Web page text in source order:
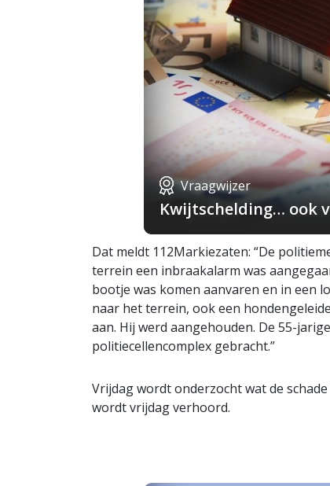
Vraagwijzer
Kwijtschelding… ook
Dat meldt 112Markiezaten: “De
terrein een inbraakalarm was
bootje was komen aanvaren en in een
naar het terrein, ook een
aan. Hij werd aangehouden. De 55-
politiecellencomplex gebracht.”
Vrijdag wordt onderzocht wat de
wordt vrijdag verhoord.